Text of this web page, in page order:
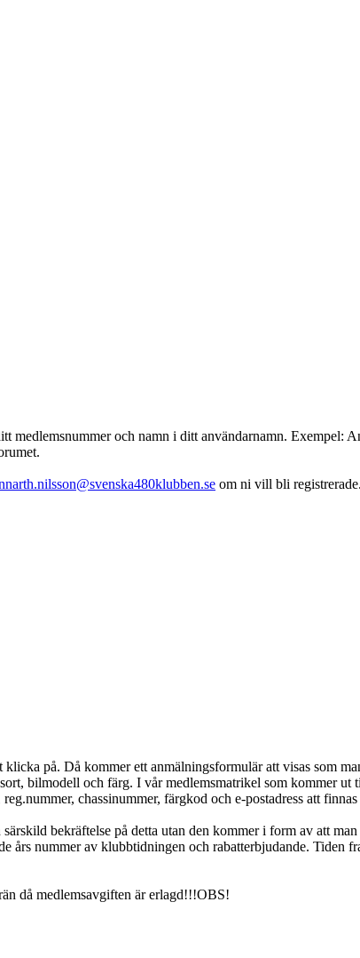
medlemsnummer och namn i ditt användarnamn.
om ni vill bli registrerade.
klicka på. Då kommer ett anmälningsformulär att visas som
bilmodell och färg. I vår medlemsmatrikel som kommer
chassinummer, färgkod och e-postadress att
bekräftelse på detta utan den kommer i form av att
års nummer av klubbtidningen och rabatterbjudande.
då medlemsavgiften är erlagd!!!OBS!